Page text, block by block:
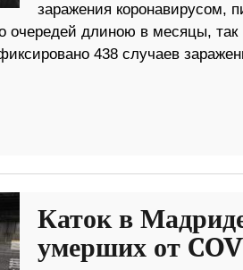
заражения коронавирусом,
длиною в месяцы, так
438 случаев
Каток в
умерших от